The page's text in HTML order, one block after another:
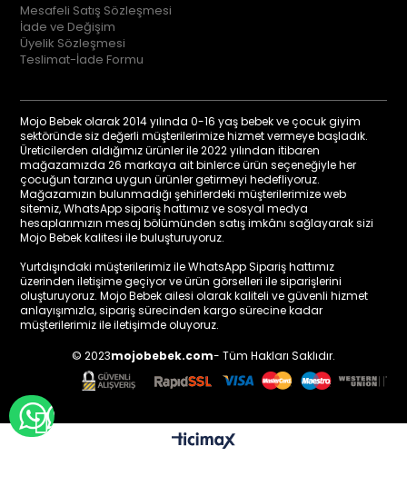
Mesafeli Satış Sözleşmesi
İade ve Değişim
Üyelik Sözleşmesi
Teslimat-İade Formu
Mojo Bebek olarak 2014 yılında 0-16 yaş bebek ve çocuk giyim
sektöründe siz değerli müşterilerimize hizmet vermeye başladık.
Üreticilerden aldığımız ürünler ile 2022 yılından itibaren
mağazamızda 26 markaya ait binlerce ürün seçeneğiyle her
çocuğun tarzına uygun ürünler getirmeyi hedefliyoruz.
Mağazamızın bulunmadığı şehirlerdeki müşterilerimize web
sitemiz, WhatsApp sipariş hattımız ve sosyal medya
hesaplarımızın mesaj bölümünden satış imkânı sağlayarak sizi
Mojo Bebek kalitesi ile buluşturuyoruz.
Yurtdışındaki müşterilerimiz ile WhatsApp Sipariş hattımız
üzerinden iletişime geçiyor ve ürün görselleri ile siparişlerini
oluşturuyoruz. Mojo Bebek ailesi olarak kaliteli ve güvenli hizmet
anlayışımızla, sipariş sürecinden kargo sürecine kadar
müşterilerimiz ile iletişimde oluyoruz.
© 2023mojobebek.com- Tüm Hakları Saklıdır.